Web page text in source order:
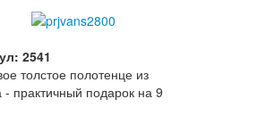
2541
толстое полотенце из
- практичный подарок на 9